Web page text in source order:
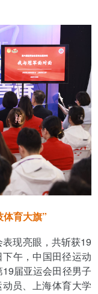
育大旗”
现亮眼，共斩获19
午，中国田径运动
届亚运会田径男子
员、上海体育大学